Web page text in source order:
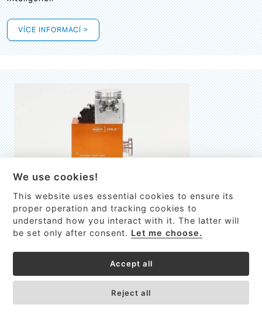
VÍCE INFORMACÍ >
EMILIE
První nano-elektro-mechanický (NEMS) FTIR analyzátor
We use cookies!
This website uses essential cookies to ensure its
proper operation and tracking cookies to
understand how you interact with it. The latter will
be set only after consent. Let me choose.
Accept all
Reject all